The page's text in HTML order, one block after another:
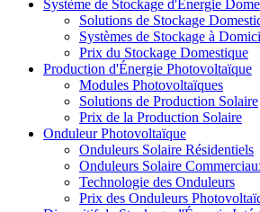
Système de Stockage d'Énergie
Solutions de Stockage
Systèmes de Stockage à
Prix du Stockage Domestique
Production d'Énergie Photovoltaïque
Modules Photovoltaïques
Solutions de Production Solaire
Prix de la Production Solaire
Onduleur Photovoltaïque
Onduleurs Solaire Résidentiels
Onduleurs Solaire
Technologie des Onduleurs
Prix des Onduleurs